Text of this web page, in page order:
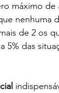
máximo de
nenhuma
de 2 os
5% das